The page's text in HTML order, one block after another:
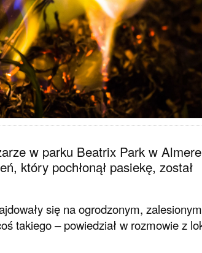
w parku Beatrix Park w
który pochłonął pasiekę, został
się na ogrodzonym,
takiego – powiedział w rozmowie z